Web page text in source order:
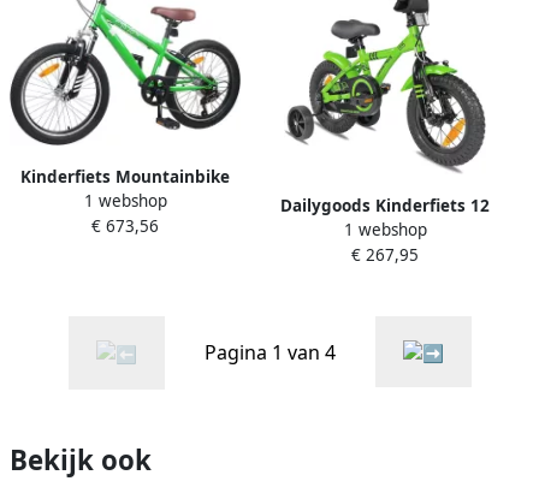
Kinderfiets Mountainbike
Buiten Fietsen 6
Versnellingen 20 inch Groen
1 webshop
€ 673,56
Dailygoods Kinderfiets 12
inch met zijwieltjes Groene
BMX voor en
1 webshop
€ 267,95
Pagina 1 van 4
Bekijk ook